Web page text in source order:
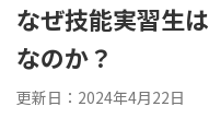
なぜ技能実習生
なのか？
更新日：2024年4月22日